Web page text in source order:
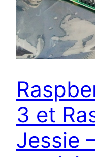
3 et
Jessie